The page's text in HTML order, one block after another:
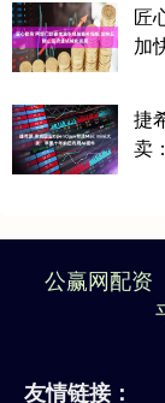
匠
加
捷
卖
公赢网配资
友情链接：